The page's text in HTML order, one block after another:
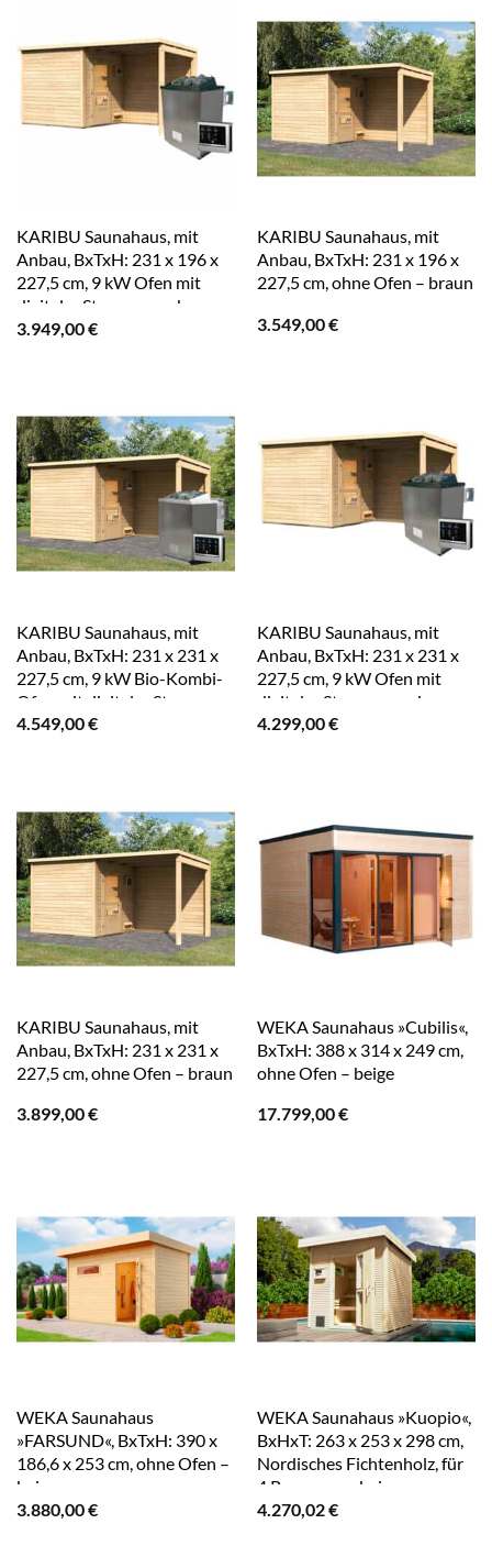
KARIBU Saunahaus, mit
Anbau, BxTxH: 231 x 196 x
227,5 cm, 9 kW Ofen mit
digitaler Steuerung – braun
3.949,00€
KARIBU Saunahaus, mit
Anbau, BxTxH: 231 x 196 x
227,5 cm, ohne Ofen – braun
3.549,00€
KARIBU Saunahaus, mit
Anbau, BxTxH: 231 x 231 x
227,5 cm, 9 kW Bio-Kombi-
Ofen mit digitaler Steuerung
– braun
4.549,00€
KARIBU Saunahaus, mit
Anbau, BxTxH: 231 x 231 x
227,5 cm, 9 kW Ofen mit
digitaler Steuerung – braun
4.299,00€
KARIBU Saunahaus, mit
Anbau, BxTxH: 231 x 231 x
227,5 cm, ohne Ofen – braun
3.899,00€
WEKA Saunahaus »Cubilis«,
BxTxH: 388 x 314 x 249 cm,
ohne Ofen – beige
17.799,00€
WEKA Saunahaus
»FARSUND«, BxTxH: 390 x
186,6 x 253 cm, ohne Ofen –
beige
3.880,00€
WEKA Saunahaus »Kuopio«,
BxHxT: 263 x 253 x 298 cm,
Nordisches Fichtenholz, für
4 Personen – beige
4.270,02€